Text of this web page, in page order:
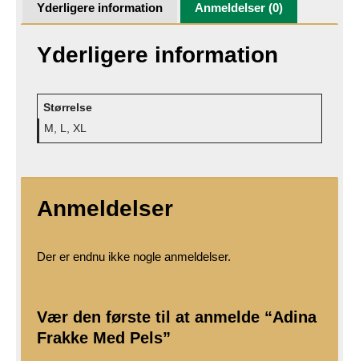
Yderligere information Anmeldelser (0)
Yderligere information
Størrelse
M, L, XL
Anmeldelser
Der er endnu ikke nogle anmeldelser.
Vær den første til at anmelde “Adina
Frakke Med Pels”